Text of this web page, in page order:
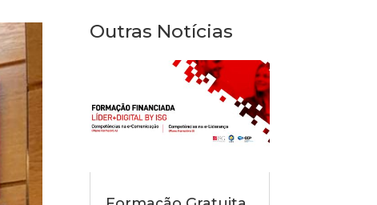
Outras Notícias